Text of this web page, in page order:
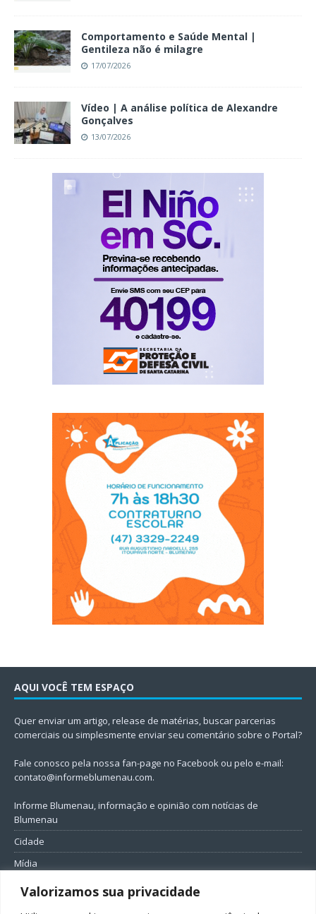
Valorizamos sua privacidade
Comportamento e Saúde Mental |
Gentileza não é milagre
17/07/2026
Vídeo | A análise política de Alexandre
Gonçalves
13/07/2026
AQUI VOCÊ TEM ESPAÇO
Quer enviar um artigo, release de matérias, buscar parcerias
comerciais ou simplesmente enviar seu comentário sobre o Portal?
Fale conosco pela nossa fan-page no Facebook ou pelo e-mail:
contato@informeblumenau.com.
Informe Blumenau, informação e opinião com notícias de
Blumenau
Cidade
Mídia
Entretenimento